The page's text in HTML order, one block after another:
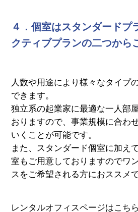
４．個室はスタンダードプ
クティブプランの二つから
人数や用途により様々なタイプ
できます。
独立系の起業家に最適な一人部
おりますので、事業規模に合わ
いくことが可能です。
また、スタンダード個室に加え
室もご用意しておりますのでワ
スをご希望される方におススメで
レンタルオフィスページはこち